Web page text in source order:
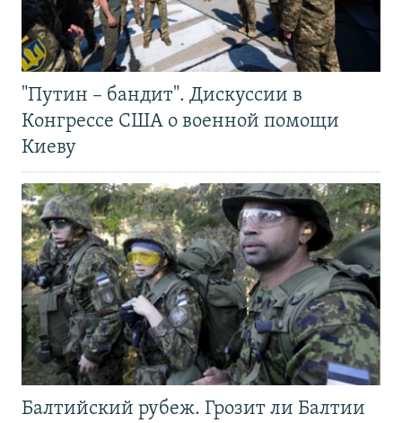
"Путин – бандит". Дискуссии в
Конгрессе США о военной помощи
Киеву
Балтийский рубеж. Грозит ли Балтии